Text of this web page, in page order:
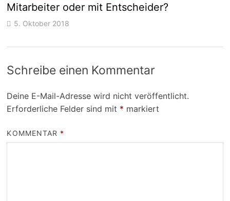
Mitarbeiter oder mit Entscheider?
5. Oktober 2018
Schreibe einen Kommentar
Deine E-Mail-Adresse wird nicht veröffentlicht.
Erforderliche Felder sind mit * markiert
KOMMENTAR *